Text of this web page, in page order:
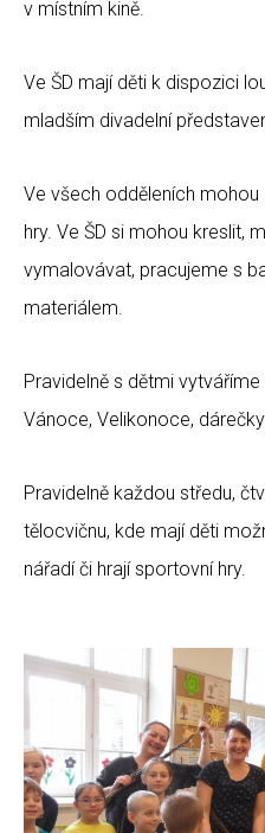
v místním kině.
Ve ŠD mají děti k dispozici
mladším divadelní
Ve všech odděleních
hry. Ve ŠD si mohou kreslit,
vymalovávat, pracujeme s
materiálem.
Pravidelně s dětmi
Vánoce, Velikonoce,
Pravidelně každou středu,
tělocvičnu, kde mají děti
nářadí či hrají sportovní hry.